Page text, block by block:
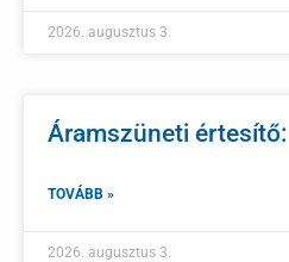
2026. augusztus 3.
Áramszüneti
TOVÁBB »
2026. augusztus 3.